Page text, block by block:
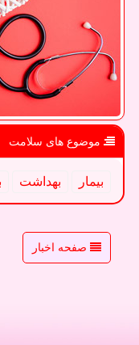
موضوع های سلامت
بیمار بهداشت
صفحه اخبار